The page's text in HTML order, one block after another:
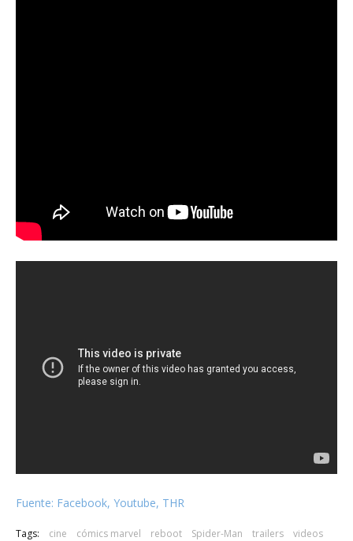
Fuente: Facebook, Youtube, THR
Tags: cine cómics marvel reboot Spider-Man trailers videos